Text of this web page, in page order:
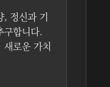
, 정신과 기
구합니다.
로운 가치